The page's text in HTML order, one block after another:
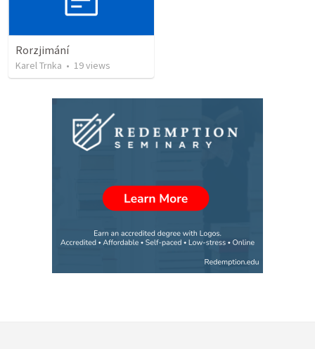
Rorzjimání
Karel Trnka • 19views